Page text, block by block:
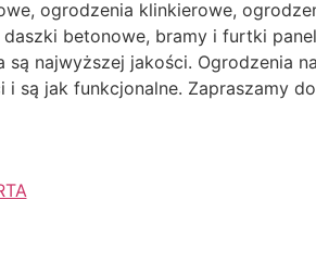
ogrodzenia klinkierowe,
betonowe, bramy i furtki
są najwyższej jakości. Ogrodzenia
i są jak funkcjonalne. Zapraszamy